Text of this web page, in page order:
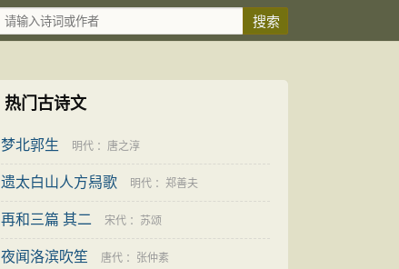
热门古诗文
梦北郭生 明代 ： 唐之淳
遗太白山人方舄歌 明代 ： 郑善夫
再和三篇 其二 宋代 ： 苏颂
夜闻洛滨吹笙 唐代 ： 张仲素